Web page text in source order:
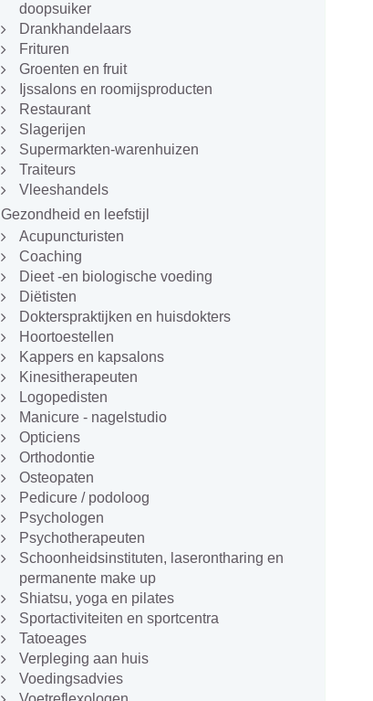
doopsuiker
Drankhandelaars
Frituren
Groenten en fruit
Ijssalons en roomijsproducten
Restaurant
Slagerijen
Supermarkten-warenhuizen
Traiteurs
Vleeshandels
Gezondheid en leefstijl
Acupuncturisten
Coaching
Dieet -en biologische voeding
Diëtisten
Dokterspraktijken en huisdokters
Hoortoestellen
Kappers en kapsalons
Kinesitherapeuten
Logopedisten
Manicure - nagelstudio
Opticiens
Orthodontie
Osteopaten
Pedicure / podoloog
Psychologen
Psychotherapeuten
Schoonheidsinstituten, laserontharing en
permanente make up
Shiatsu, yoga en pilates
Sportactiviteiten en sportcentra
Tatoeages
Verpleging aan huis
Voedingsadvies